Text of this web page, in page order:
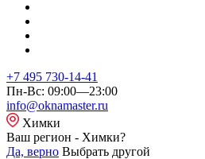
+7 495 730-14-41
Пн-Вс: 09:00—23:00
info@oknamaster.ru
Химки
Ваш регион - Химки?
Да, верно Выбрать другой